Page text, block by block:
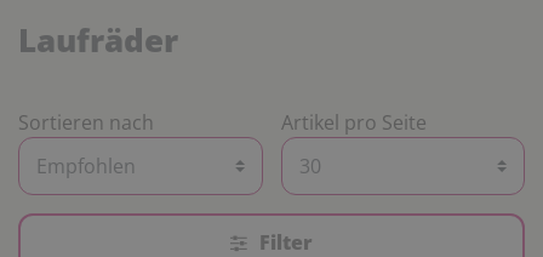
Laufräder
Sortieren nach Artikel pro Seite
Filter